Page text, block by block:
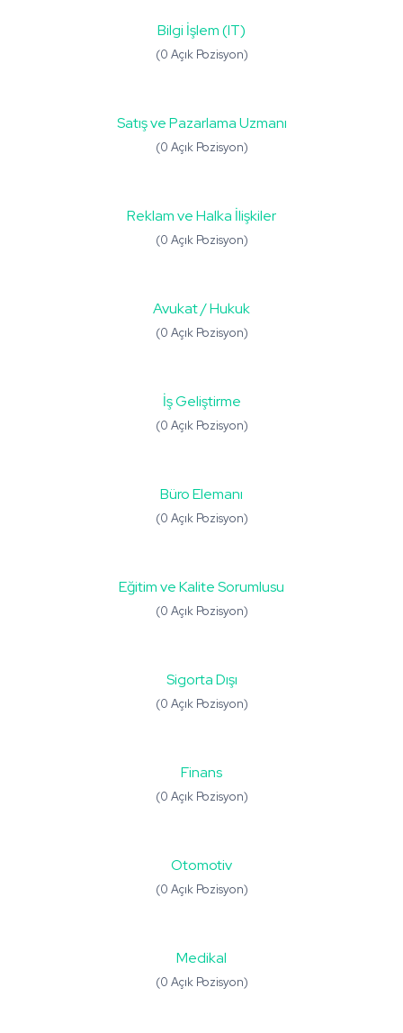
Bilgi İşlem (IT)
(0 Açık Pozisyon)
Satış ve Pazarlama Uzmanı
(0 Açık Pozisyon)
Reklam ve Halka İlişkiler
(0 Açık Pozisyon)
Avukat / Hukuk
(0 Açık Pozisyon)
İş Geliştirme
(0 Açık Pozisyon)
Büro Elemanı
(0 Açık Pozisyon)
Eğitim ve Kalite Sorumlusu
(0 Açık Pozisyon)
Sigorta Dışı
(0 Açık Pozisyon)
Finans
(0 Açık Pozisyon)
Otomotiv
(0 Açık Pozisyon)
Medikal
(0 Açık Pozisyon)